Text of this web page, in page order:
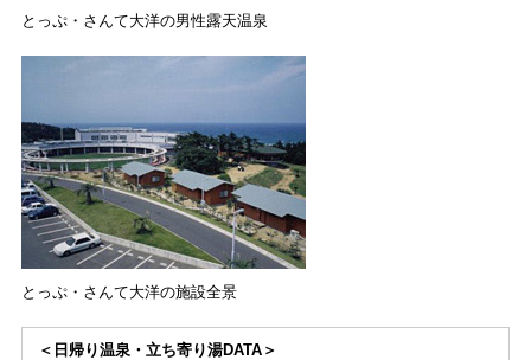
とっぷ・さんて大洋の男性露天温泉
とっぷ・さんて大洋の施設全景
＜日帰り温泉・立ち寄り湯DATA＞